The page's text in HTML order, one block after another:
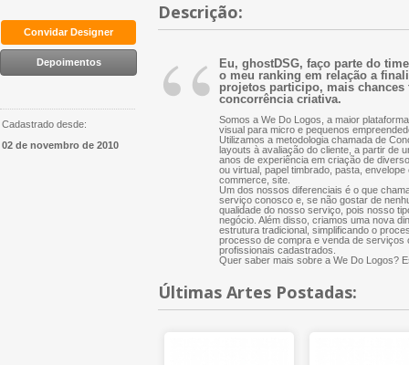
Convidar Designer
Depoimentos
Cadastrado desde:
02 de novembro de 2010
Descrição:
“
Eu, ghostDSG, faço parte do
o meu ranking em relação a
projetos participo, mais
concorrência criativa.
Somos a We Do Logos, a maior
visual para micro e pequenos
Utilizamos a metodologia chamada de
layouts à avaliação do cliente, a partir de
anos de experiência em criação de
ou virtual, papel timbrado, pasta,
commerce, site.
Um dos nossos diferenciais é o que
serviço conosco e, se não gostar de
qualidade do nosso serviço, pois nosso
negócio. Além disso, criamos uma nova
estrutura tradicional, simplificando o
processo de compra e venda de serviços
profissionais cadastrados.
Quer saber mais sobre a We Do Logos?
Últimas Artes Postadas: